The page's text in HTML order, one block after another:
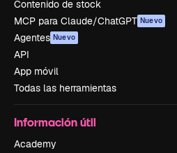
Contenido de stock
MCP para Claude/ChatGPT Nuevo
Agentes Nuevo
API
App móvil
Todas las herramientas
Información útil
Academy